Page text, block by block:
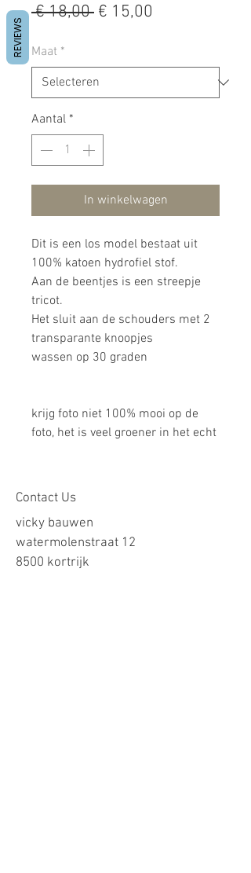
€ 18,00 Normale
€ 15,00
Maat *
Aantal *
In winkelwagen
Dit is een los model bestaat uit
100% katoen hydrofiel stof.
Aan de beentjes is een streepje
tricot.
Het sluit aan de schouders met 2
transparante knoopjes
wassen op 30 graden
krijg foto niet 100% mooi op de
foto, het is veel groener in het echt
Contact Us
vicky bauwen
watermolenstraat 12
8500 kortrijk
REVIEWS